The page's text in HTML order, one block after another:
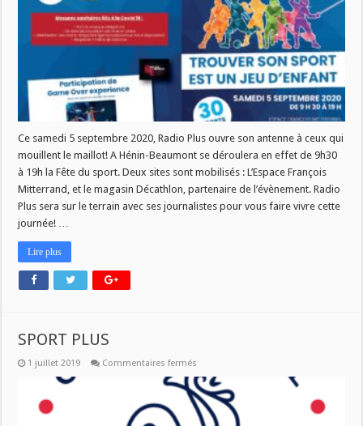
FETE
DU
SPORT
CE
5
SEPTEMBRE
Ce samedi 5 septembre 2020, Radio Plus ouvre son antenne à ceux qui
mouillent le maillot! A Hénin-Beaumont se déroulera en effet de 9h30
à 19h la Fête du sport. Deux sites sont mobilisés : L’Espace François
Mitterrand, et le magasin Décathlon, partenaire de l’évènement. Radio
Plus sera sur le terrain avec ses journalistes pour vous faire vivre cette
journée! …
Lire plus
SPORT PLUS
1 juillet 2019 Commentaires fermés
PLUS